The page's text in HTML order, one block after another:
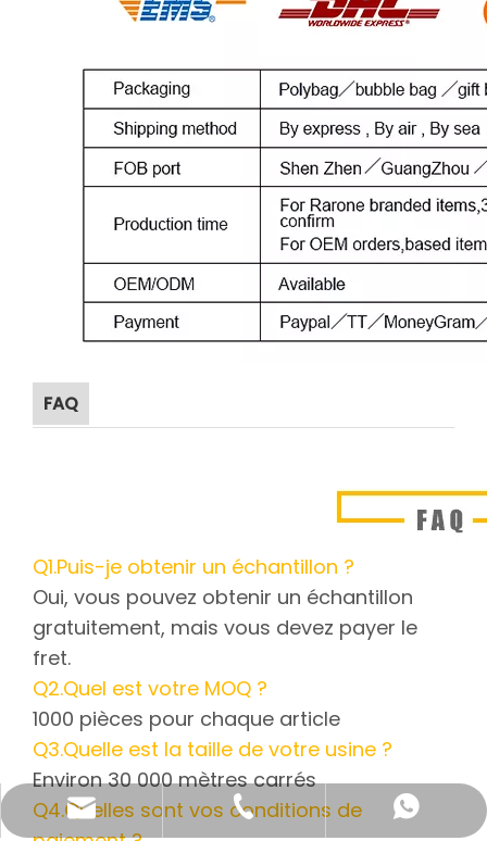
FAQ
Q1.Puis-je obtenir un échantillon ?
Oui, vous pouvez obtenir un échantillon
gratuitement, mais vous devez payer le
fret.
Q2.Quel est votre MOQ ?
1000 pièces pour chaque article
Q3.Quelle est la taille de votre usine ?
Environ 30 000 mètres carrés
Q4.Quelles sont vos conditions de
katy@jmhomemaster.com
+86-750-3318790
WhatsApp